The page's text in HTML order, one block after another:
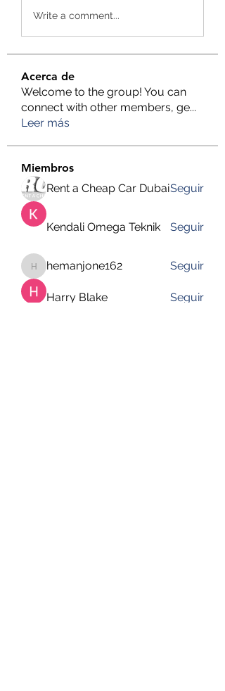
Write a comment...
Acerca de
Welcome to the group! You can
connect with other members, ge...
Leer más
Miembros
Rent a Cheap Car DubaiSeguir
Kendali Omega Teknik Seguir
hemanjone162
hemanjone162 Seguir
Harry Blake Seguir